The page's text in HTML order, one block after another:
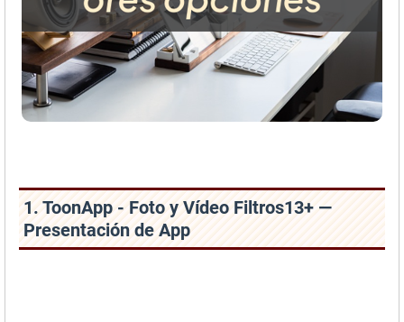
1. ToonApp - Foto y Vídeo Filtros13+ —
Presentación de App